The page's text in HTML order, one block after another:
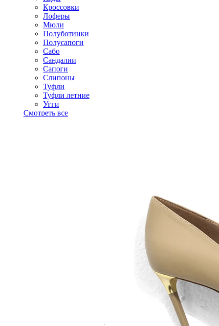
Кроссовки
Лоферы
Мюли
Полуботинки
Полусапоги
Сабо
Сандалии
Сапоги
Слипоны
Туфли
Туфли летние
Угги
Смотреть все